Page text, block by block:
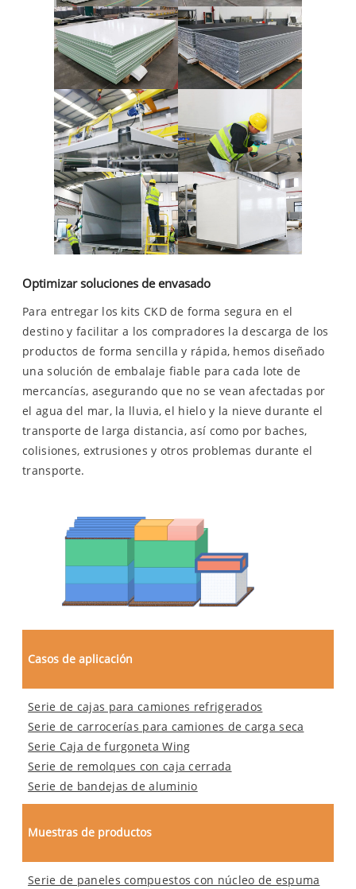
Optimizar soluciones de envasado
Para entregar los kits CKD de forma segura en el
destino y facilitar a los compradores la descarga de los
productos de forma sencilla y rápida, hemos diseñado
una solución de embalaje fiable para cada lote de
mercancías, asegurando que no se vean afectadas por
el agua del mar, la lluvia, el hielo y la nieve durante el
transporte de larga distancia, así como por baches,
colisiones, extrusiones y otros problemas durante el
transporte.
Casos de aplicación
Serie de cajas para camiones refrigerados
Serie de carrocerías para camiones de carga seca
Serie Caja de furgoneta Wing
Serie de remolques con caja cerrada
Serie de bandejas de aluminio
Muestras de productos
Serie de paneles compuestos con núcleo de espuma